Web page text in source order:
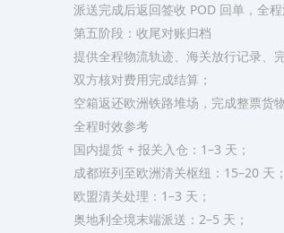
派送完成后返回签收 POD 回单，全程
第五阶段：收尾对账归档
提供全程物流轨迹、海关放行记录、
双方核对费用完成结算；
空箱返还欧洲铁路堆场，完成整票货物
全程时效参考
国内提货 + 报关入仓：1–3 天；
成都班列至欧洲清关枢纽：15–20 天；
欧盟清关处理：1–3 天；
奥地利全境末端派送：2–5 天；